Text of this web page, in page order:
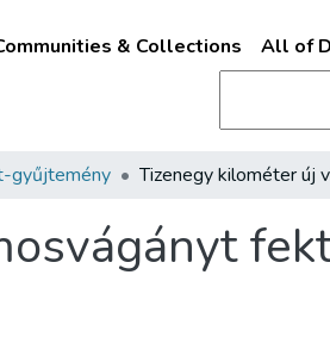
& Collections All of
gyűjtemény